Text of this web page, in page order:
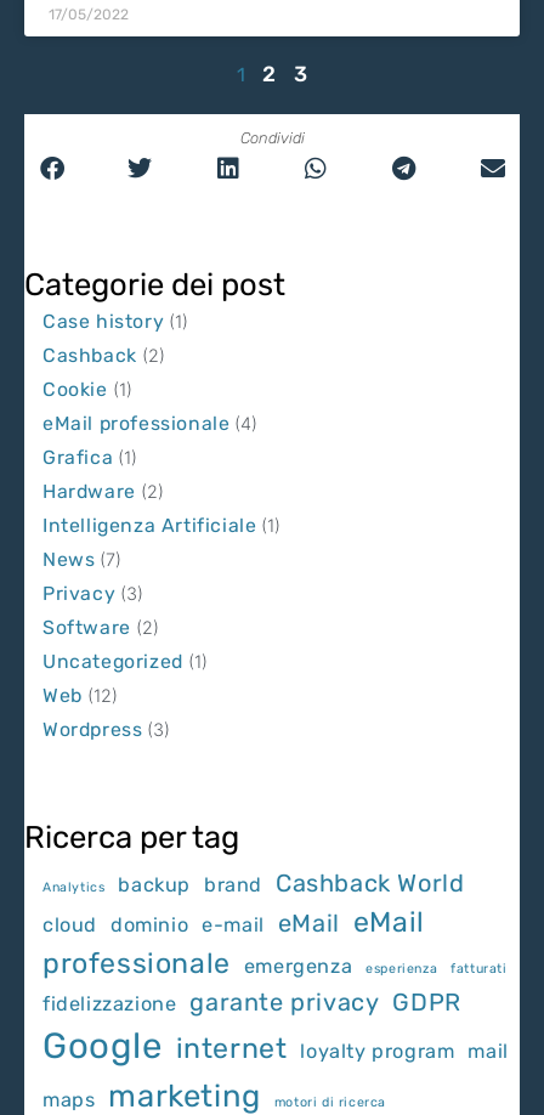
17/05/2022
1 2 3
Condividi
Categorie dei post
Case history (1)
Cashback (2)
Cookie (1)
eMail professionale (4)
Grafica (1)
Hardware (2)
Intelligenza Artificiale (1)
News (7)
Privacy (3)
Software (2)
Uncategorized (1)
Web (12)
Wordpress (3)
Ricerca per tag
Analytics backup brand Cashback World
cloud dominio e-mail eMail eMail
professionale
emergenza esperienza fatturati
fidelizzazione garante privacy GDPR
Google internet loyalty program mail
maps marketing motori di ricerca